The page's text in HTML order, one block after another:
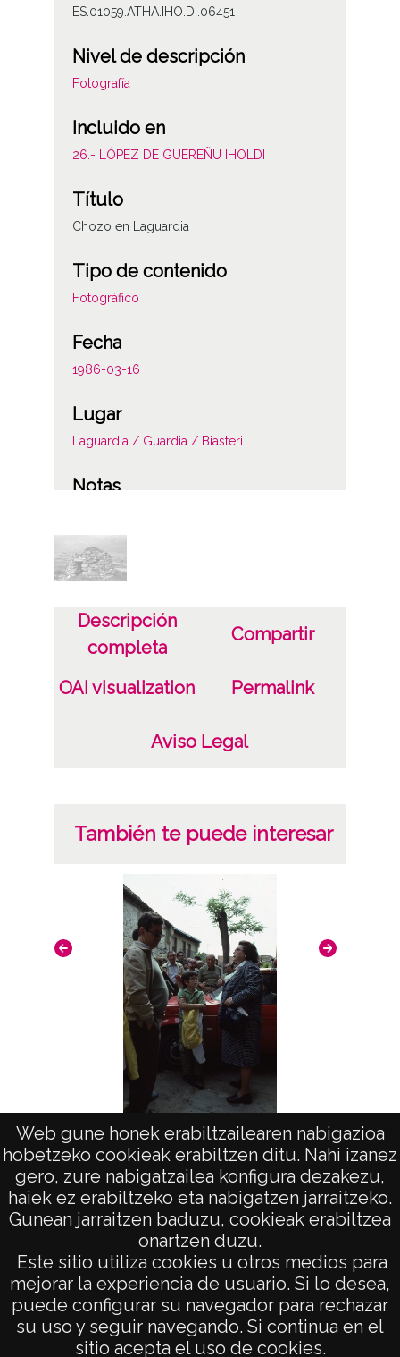
Web gune honek erabiltzailearen nabigazioa
hobetzeko cookieak erabiltzen ditu. Nahi izanez
gero, zure nabigatzailea konfigura dezakezu,
haiek ez erabiltzeko eta nabigatzen jarraitzeko.
Gunean jarraitzen baduzu, cookieak erabiltzea
onartzen duzu.
Este sitio utiliza cookies u otros medios para
mejorar la experiencia de usuario. Si lo desea,
puede configurar su navegador para rechazar
su uso y seguir navegando. Si continua en el
sitio acepta el uso de cookies.
ES.01059.ATHA.IHO.DI.06451
Nivel de descripción
Fotografía
Incluido en
26.- LÓPEZ DE GUEREÑU IHOLDI
Título
Chozo en Laguardia
Tipo de contenido
Fotográfico
Fecha
1986-03-16
Lugar
Laguardia / Guardia / Biasteri
Notas
Licencia de las imágenes
CC BY-NC-SA 4.0
Descripción
completa
Compartir
OAI visualization Permalink
Aviso Legal
También te puede interesar
Homenajes, reuniones: Laguardia
AVISO LEGAL
POLÍTICA DE PRIVACIDAD
ACCESIBILIDAD
ATENCIÓN CIUDADANA